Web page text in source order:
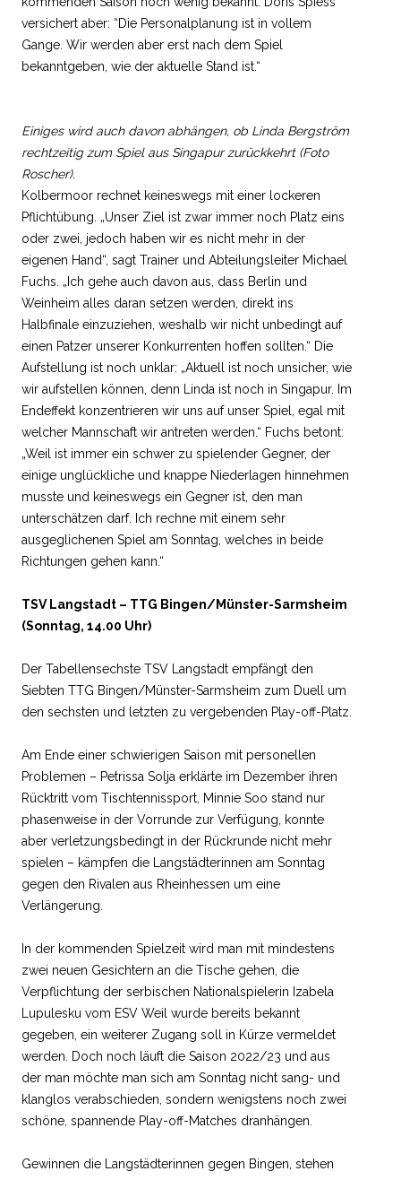
versichert aber: “Die Personalplanung ist in vollem
Gange. Wir werden aber erst nach dem Spiel
bekanntgeben, wie der aktuelle Stand ist.“
Einiges wird auch davon abhängen, ob Linda Bergström
rechtzeitig zum Spiel aus Singapur zurückkehrt (Foto
Roscher).
Kolbermoor rechnet keineswegs mit einer lockeren
Pflichtübung. „Unser Ziel ist zwar immer noch Platz eins
oder zwei, jedoch haben wir es nicht mehr in der
eigenen Hand“, sagt Trainer und Abteilungsleiter Michael
Fuchs. „Ich gehe auch davon aus, dass Berlin und
Weinheim alles daran setzen werden, direkt ins
Halbfinale einzuziehen, weshalb wir nicht unbedingt auf
einen Patzer unserer Konkurrenten hoffen sollten.“ Die
Aufstellung ist noch unklar: „Aktuell ist noch unsicher, wie
wir aufstellen können, denn Linda ist noch in Singapur. Im
Endeffekt konzentrieren wir uns auf unser Spiel, egal mit
welcher Mannschaft wir antreten werden.“ Fuchs betont:
„Weil ist immer ein schwer zu spielender Gegner, der
einige unglückliche und knappe Niederlagen hinnehmen
musste und keineswegs ein Gegner ist, den man
unterschätzen darf. Ich rechne mit einem sehr
ausgeglichenen Spiel am Sonntag, welches in beide
Richtungen gehen kann.“
TSV Langstadt – TTG Bingen/Münster-Sarmsheim
(Sonntag, 14.00 Uhr)
Der Tabellensechste TSV Langstadt empfängt den
Siebten TTG Bingen/Münster-Sarmsheim zum Duell um
den sechsten und letzten zu vergebenden Play-off-Platz.
Am Ende einer schwierigen Saison mit personellen
Problemen – Petrissa Solja erklärte im Dezember ihren
Rücktritt vom Tischtennissport, Minnie Soo stand nur
phasenweise in der Vorrunde zur Verfügung, konnte
aber verletzungsbedingt in der Rückrunde nicht mehr
spielen – kämpfen die Langstädterinnen am Sonntag
gegen den Rivalen aus Rheinhessen um eine
Verlängerung.
In der kommenden Spielzeit wird man mit mindestens
zwei neuen Gesichtern an die Tische gehen, die
Verpflichtung der serbischen Nationalspielerin Izabela
Lupulesku vom ESV Weil wurde bereits bekannt
gegeben, ein weiterer Zugang soll in Kürze vermeldet
werden. Doch noch läuft die Saison 2022/23 und aus
der man möchte man sich am Sonntag nicht sang- und
klanglos verabschieden, sondern wenigstens noch zwei
schöne, spannende Play-off-Matches dranhängen.
Gewinnen die Langstädterinnen gegen Bingen, stehen